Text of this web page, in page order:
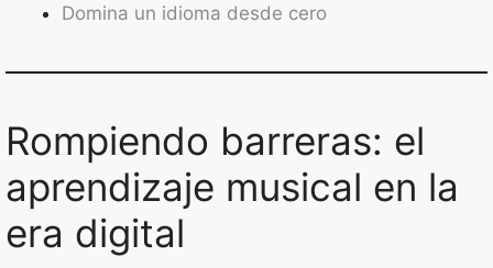
Domina un idioma desde cero
Rompiendo barreras: el
aprendizaje musical en la
era digital